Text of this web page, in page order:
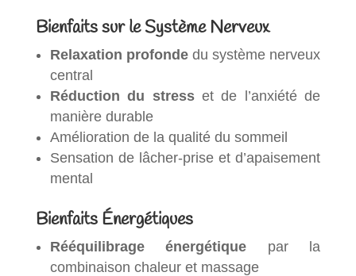
Bienfaits sur le Système Nerveux
Relaxation profondedu système nerveux
central
Réduction du stresset de l’anxiété de
manière durable
Amélioration de la qualité du sommeil
Sensation de lâcher-prise et d’apaisement
mental
Bienfaits Énergétiques
Rééquilibrage énergétique par la
combinaison chaleur et massage